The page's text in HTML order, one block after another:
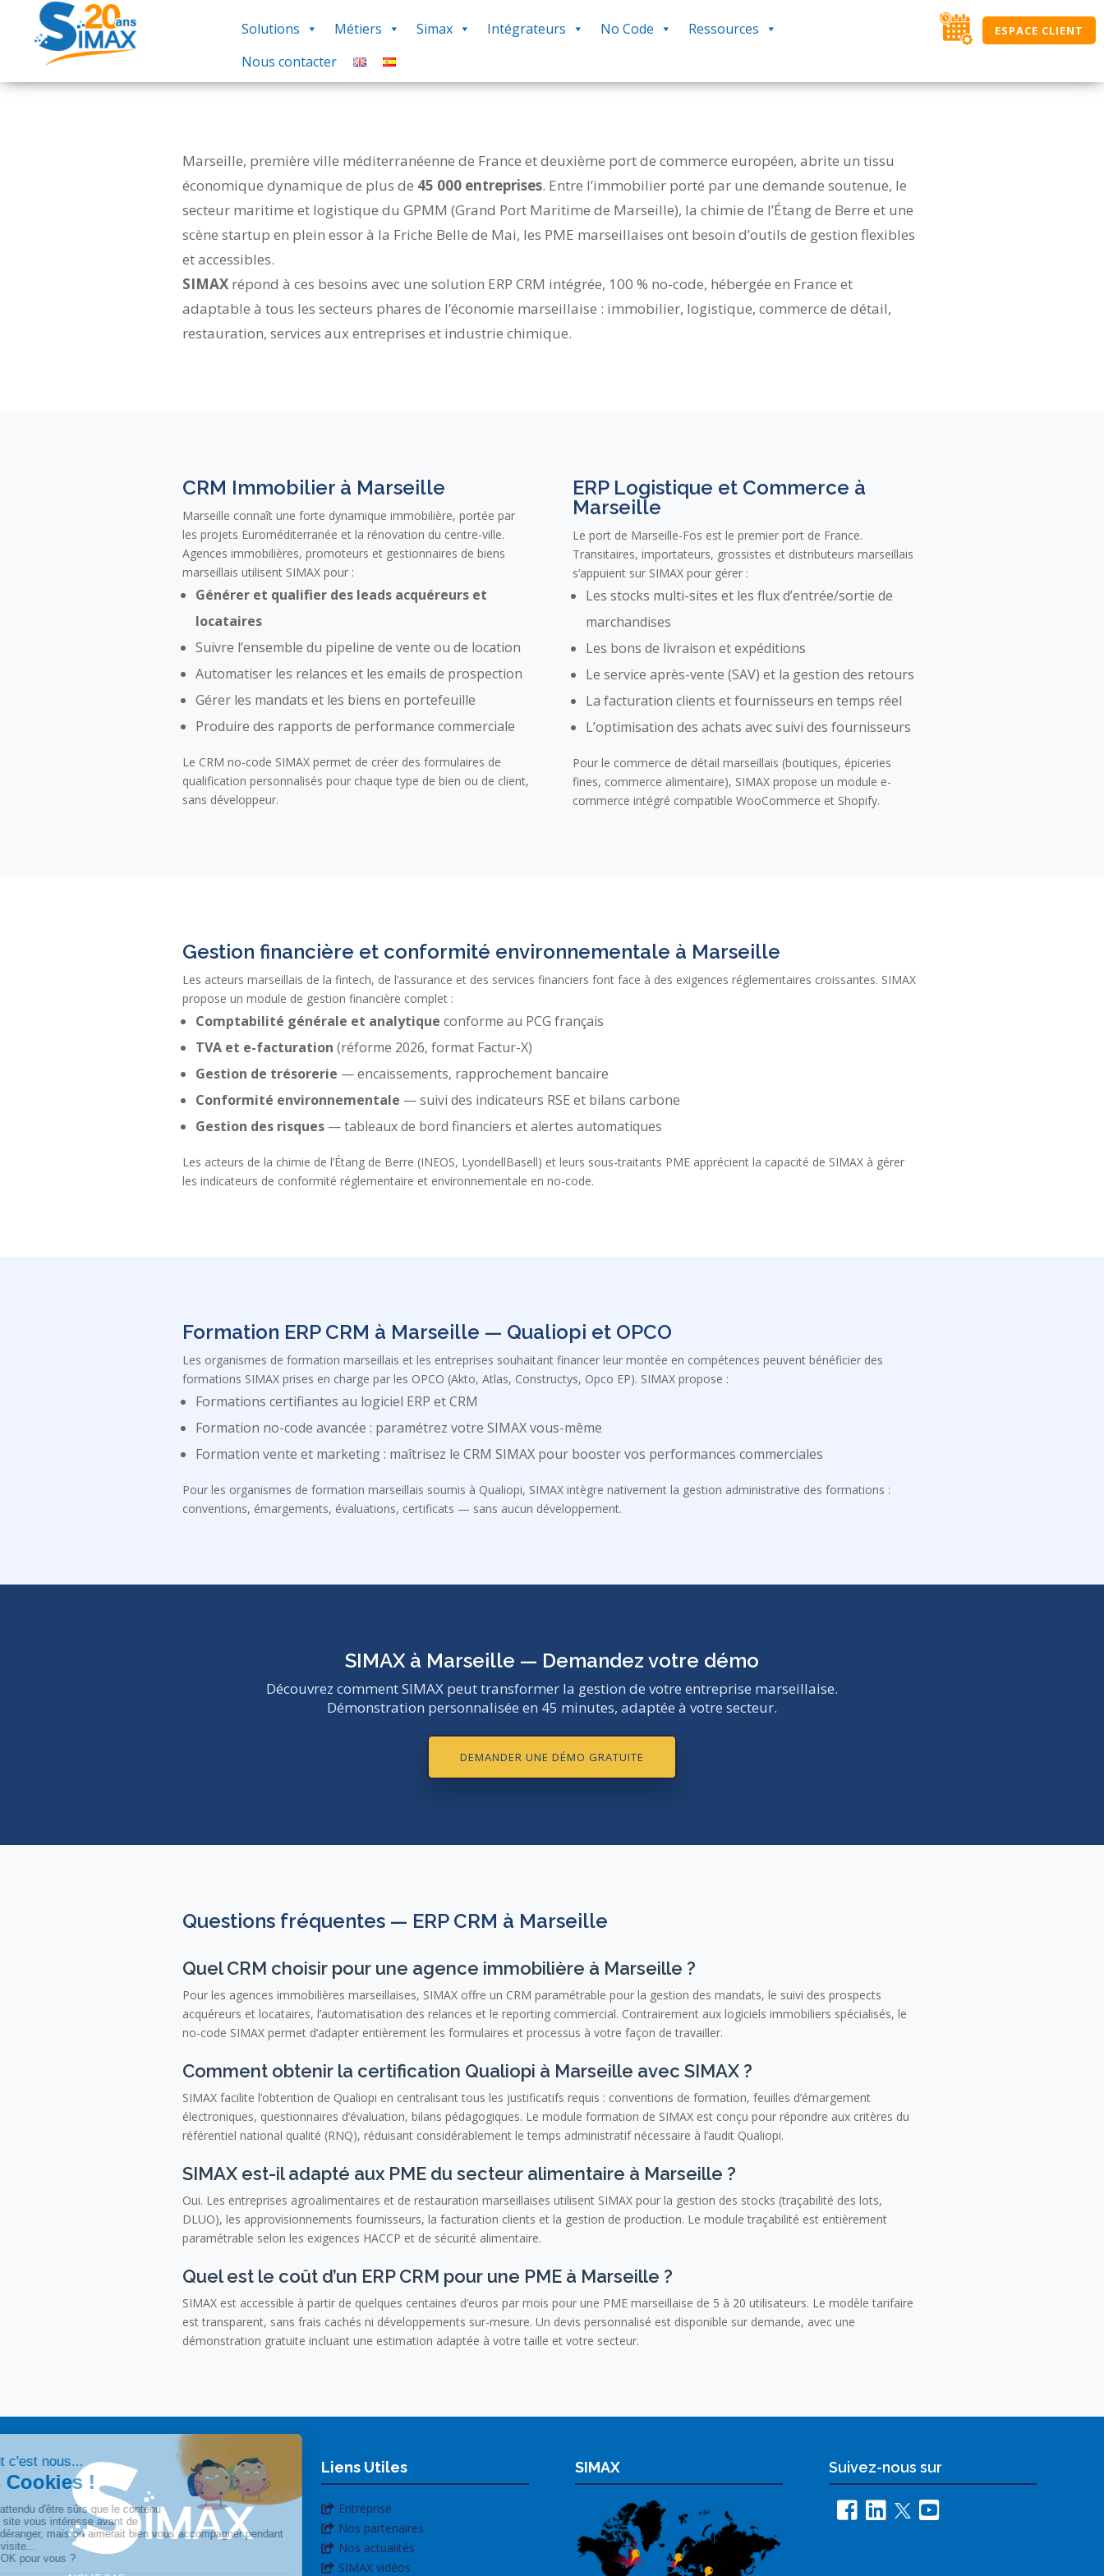
Solutions Métiers Simax Intégrateurs No Code
Ressources
Nous contacter
ESPACE CLIENT
Marseille, première ville méditerranéenne de France et deuxième port de commerce européen, abrite un tissu
économique dynamique de plus de 45 000 entreprises. Entre l’immobilier porté par une demande soutenue, le
secteur maritime et logistique du GPMM (Grand Port Maritime de Marseille), la chimie de l’Étang de Berre et une
scène startup en plein essor à la Friche Belle de Mai, les PME marseillaises ont besoin d’outils de gestion flexibles
et accessibles.
SIMAX répond à ces besoins avec une solution ERP CRM intégrée, 100 % no-code, hébergée en France et
adaptable à tous les secteurs phares de l’économie marseillaise : immobilier, logistique, commerce de détail,
restauration, services aux entreprises et industrie chimique.
CRM Immobilier à Marseille
Marseille connaît une forte dynamique immobilière, portée par
les projets Euroméditerranée et la rénovation du centre-ville.
Agences immobilières, promoteurs et gestionnaires de biens
marseillais utilisent SIMAX pour :
Générer et qualifier des leads acquéreurs et
locataires
Suivre l’ensemble du pipeline de vente ou de location
Automatiser les relances et les emails de prospection
Gérer les mandats et les biens en portefeuille
Produire des rapports de performance commerciale
Le CRM no-code SIMAX permet de créer des formulaires de
qualification personnalisés pour chaque type de bien ou de client,
sans développeur.
ERP Logistique et Commerce à
Marseille
Le port de Marseille-Fos est le premier port de France.
Transitaires, importateurs, grossistes et distributeurs marseillais
s’appuient sur SIMAX pour gérer :
Les stocks multi-sites et les flux d’entrée/sortie de
marchandises
Les bons de livraison et expéditions
Le service après-vente (SAV) et la gestion des retours
La facturation clients et fournisseurs en temps réel
L’optimisation des achats avec suivi des fournisseurs
Pour le commerce de détail marseillais (boutiques, épiceries
fines, commerce alimentaire), SIMAX propose un module e-
commerce intégré compatible WooCommerce et Shopify.
Gestion financière et conformité environnementale à Marseille
Les acteurs marseillais de la fintech, de l’assurance et des services financiers font face à des exigences réglementaires croissantes. SIMAX
propose un module de gestion financière complet :
Comptabilité générale et analytique conforme au PCG français
TVA et e-facturation (réforme 2026, format Factur-X)
Gestion de trésorerie — encaissements, rapprochement bancaire
Conformité environnementale — suivi des indicateurs RSE et bilans carbone
Gestion des risques — tableaux de bord financiers et alertes automatiques
Les acteurs de la chimie de l’Étang de Berre (INEOS, LyondellBasell) et leurs sous-traitants PME apprécient la capacité de SIMAX à gérer
les indicateurs de conformité réglementaire et environnementale en no-code.
Formation ERP CRM à Marseille — Qualiopi et OPCO
Les organismes de formation marseillais et les entreprises souhaitant financer leur montée en compétences peuvent bénéficier des
formations SIMAX prises en charge par les OPCO (Akto, Atlas, Constructys, Opco EP). SIMAX propose :
Formations certifiantes au logiciel ERP et CRM
Formation no-code avancée : paramétrez votre SIMAX vous-même
Formation vente et marketing : maîtrisez le CRM SIMAX pour booster vos performances commerciales
Pour les organismes de formation marseillais soumis à Qualiopi, SIMAX intègre nativement la gestion administrative des formations :
conventions, émargements, évaluations, certificats — sans aucun développement.
SIMAX à Marseille — Demandez votre démo
Découvrez comment SIMAX peut transformer la gestion de votre entreprise marseillaise.
Démonstration personnalisée en 45 minutes, adaptée à votre secteur.
DEMANDER UNE DÉMO GRATUITE
Questions fréquentes — ERP CRM à Marseille
Quel CRM choisir pour une agence immobilière à Marseille ?
Pour les agences immobilières marseillaises, SIMAX offre un CRM paramétrable pour la gestion des mandats, le suivi des prospects
acquéreurs et locataires, l’automatisation des relances et le reporting commercial. Contrairement aux logiciels immobiliers spécialisés, le
no-code SIMAX permet d’adapter entièrement les formulaires et processus à votre façon de travailler.
Comment obtenir la certification Qualiopi à Marseille avec SIMAX ?
SIMAX facilite l’obtention de Qualiopi en centralisant tous les justificatifs requis : conventions de formation, feuilles d’émargement
électroniques, questionnaires d’évaluation, bilans pédagogiques. Le module formation de SIMAX est conçu pour répondre aux critères du
référentiel national qualité (RNQ), réduisant considérablement le temps administratif nécessaire à l’audit Qualiopi.
SIMAX est-il adapté aux PME du secteur alimentaire à Marseille ?
Oui. Les entreprises agroalimentaires et de restauration marseillaises utilisent SIMAX pour la gestion des stocks (traçabilité des lots,
DLUO), les approvisionnements fournisseurs, la facturation clients et la gestion de production. Le module traçabilité est entièrement
paramétrable selon les exigences HACCP et de sécurité alimentaire.
Quel est le coût d’un ERP CRM pour une PME à Marseille ?
SIMAX est accessible à partir de quelques centaines d’euros par mois pour une PME marseillaise de 5 à 20 utilisateurs. Le modèle tarifaire
est transparent, sans frais cachés ni développements sur-mesure. Un devis personnalisé est disponible sur demande, avec une
démonstration gratuite incluant une estimation adaptée à votre taille et votre secteur.
Liens Utiles
Entreprise
Nos partenaires
Nos actualités
SIMAX vidéos
SIMAX Suivez-nous sur